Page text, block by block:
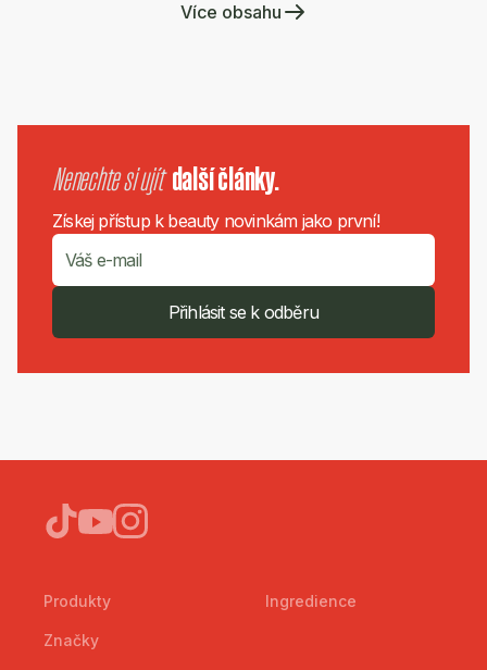
Více obsahu
Nenechte si ujít další články.
Získej přístup k beauty novinkám jako první!
Přihlásit se k odběru
Produkty
Značky
Ingredience